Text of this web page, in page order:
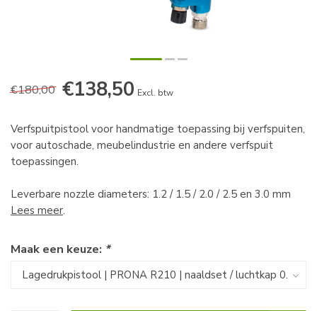
€180,00 €138,50 Excl. btw
Verfspuitpistool voor handmatige toepassing bij verfspuiten,
voor autoschade, meubelindustrie en andere verfspuit
toepassingen.
Leverbare nozzle diameters: 1.2 / 1.5 / 2.0 / 2.5 en 3.0 mm
Lees meer.
Maak een keuze: *